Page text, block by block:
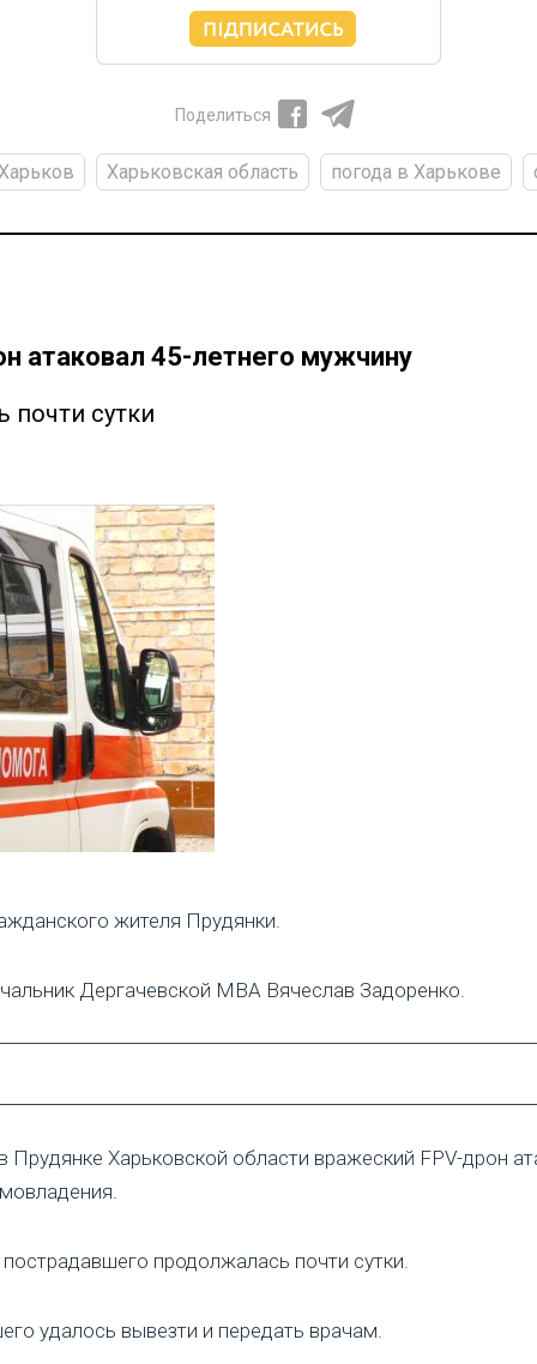
Поделиться
Харьковская область погода в Харькове
атаковал 45-летнего мужчину
почти сутки
жителя Прудянки.
Дергачевской МВА Вячеслав Задоренко.
Харьковской области вражеский FPV-дрон
продолжалась почти сутки.
удалось вывезти и передать врачам.